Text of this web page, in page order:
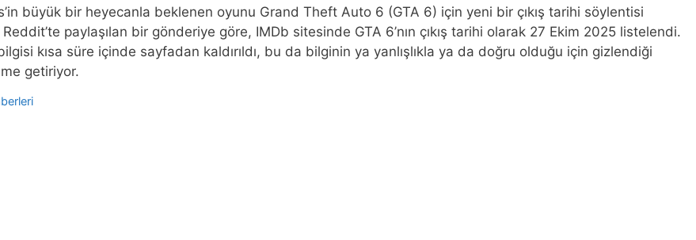
büyük bir heyecanla beklenen oyunu Grand Theft Auto 6 (GTA 6) için yeni bir çıkış tarihi söylentisi
paylaşılan bir gönderiye göre, IMDb sitesinde GTA 6’nın çıkış tarihi olarak 27 Ekim 2025 listelendi.
kısa süre içinde sayfadan kaldırıldı, bu da bilginin ya yanlışlıkla ya da doğru olduğu için gizlendiği
getiriyor.